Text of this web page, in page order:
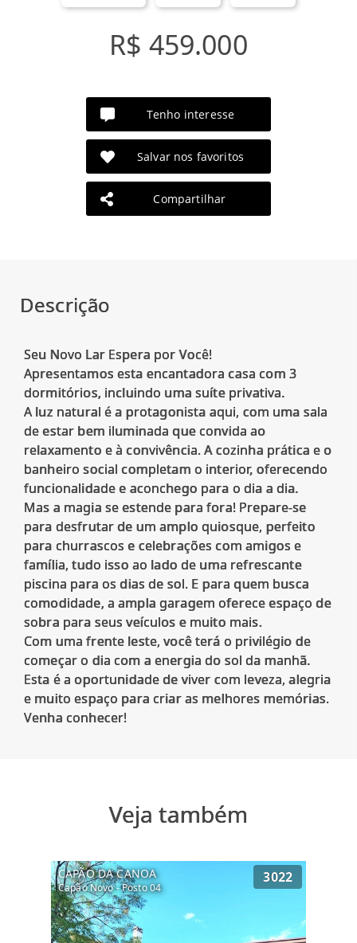
R$ 459.000
Tenho interesse
Salvar nos favoritos
Compartilhar
Descrição
Seu Novo Lar Espera por Você!
Apresentamos esta encantadora casa com 3
dormitórios, incluindo uma suíte privativa.
A luz natural é a protagonista aqui, com uma sala
de estar bem iluminada que convida ao
relaxamento e à convivência. A cozinha prática e o
banheiro social completam o interior, oferecendo
funcionalidade e aconchego para o dia a dia.
Mas a magia se estende para fora! Prepare-se
para desfrutar de um amplo quiosque, perfeito
para churrascos e celebrações com amigos e
família, tudo isso ao lado de uma refrescante
piscina para os dias de sol. E para quem busca
comodidade, a ampla garagem oferece espaço de
sobra para seus veículos e muito mais.
Com uma frente leste, você terá o privilégio de
começar o dia com a energia do sol da manhã.
Esta é a oportunidade de viver com leveza, alegria
e muito espaço para criar as melhores memórias.
Veja também
CAPÃO DA CANOA
Capão Novo - Posto 04
3022